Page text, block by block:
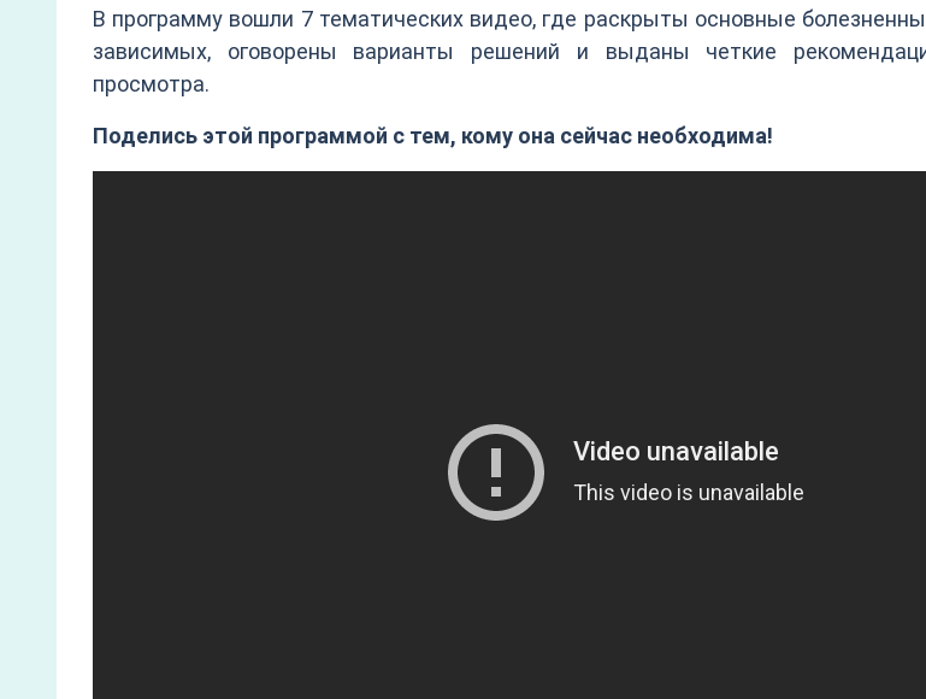
В программу вошли 7 тематических видео, где раскрыты основные
зависимых, оговорены варианты решений и выданы четкие
просмотра.
Поделись этой программой с тем, кому она сейчас необходима!